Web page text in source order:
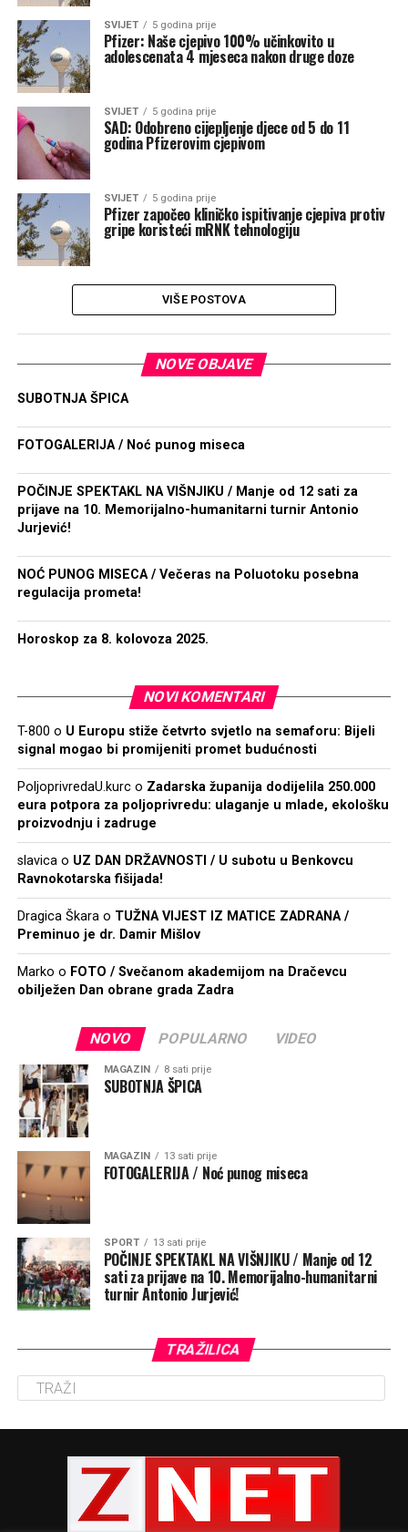
SVIJET 5 godina prije
Pfizer: Naše cjepivo 100% učinkovito u
adolescenata 4 mjeseca nakon druge doze
SVIJET 5 godina prije
SAD: Odobreno cijepljenje djece od 5 do 11
godina Pfizerovim cjepivom
SVIJET 5 godina prije
Pfizer započeo kliničko ispitivanje cjepiva protiv
gripe koristeći mRNK tehnologiju
VIŠE POSTOVA
NOVE OBJAVE
SUBOTNJA ŠPICA
FOTOGALERIJA / Noć punog miseca
POČINJE SPEKTAKL NA VIŠNJIKU / Manje od 12 sati za
prijave na 10. Memorijalno-humanitarni turnir Antonio
Jurjević!
NOĆ PUNOG MISECA / Večeras na Poluotoku posebna
regulacija prometa!
Horoskop za 8. kolovoza 2025.
NOVI KOMENTARI
T-800 o U Europu stiže četvrto svjetlo na semaforu: Bijeli
signal mogao bi promijeniti promet budućnosti
PoljoprivredaU.kurco Zadarska županija dodijelila 250.000
eura potpora za poljoprivredu: ulaganje u mlade, ekološku
proizvodnju i zadruge
slavicao UZ DAN DRŽAVNOSTI / U subotu u Benkovcu
Ravnokotarska fišijada!
Dragica Škarao TUŽNA VIJEST IZ MATICE ZADRANA /
Preminuo je dr. Damir Mišlov
Marko o FOTO / Svečanom akademijom na Dračevcu
obilježen Dan obrane grada Zadra
NOVO POPULARNO VIDEO
MAGAZIN 8 sati prije
SUBOTNJA ŠPICA
MAGAZIN 13 sati prije
FOTOGALERIJA / Noć punog miseca
SPORT 13 sati prije
POČINJE SPEKTAKL NA VIŠNJIKU / Manje od 12
sati za prijave na 10. Memorijalno-humanitarni
turnir Antonio Jurjević!
TRAŽILICA